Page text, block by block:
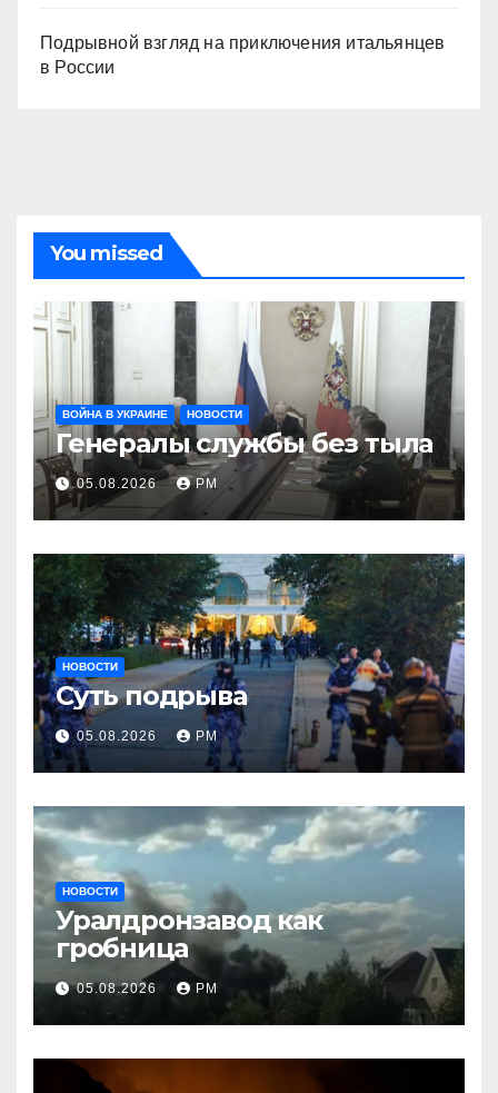
Подрывной взгляд на приключения итальянцев
в России
You missed
ВОЙНА В УКРАИНЕ НОВОСТИ
Генералы службы без тыла
05.08.2026 РМ
НОВОСТИ
Суть подрыва
05.08.2026 РМ
НОВОСТИ
Уралдронзавод как
гробница
05.08.2026 РМ